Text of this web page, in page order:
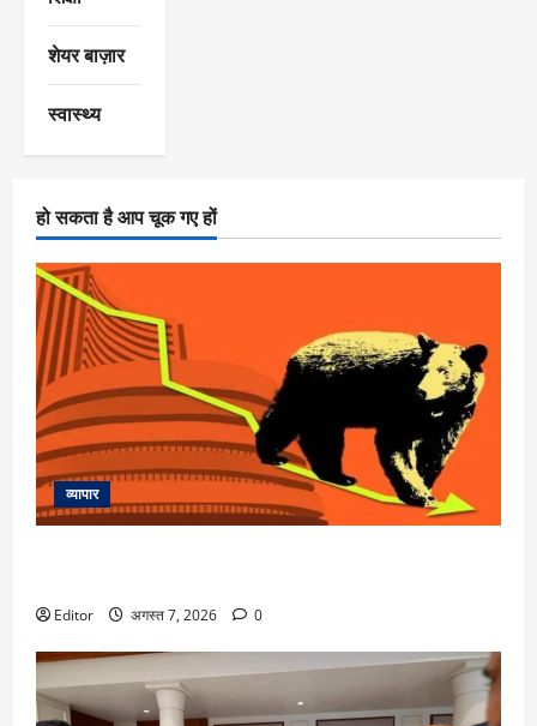
शेयर बाज़ार
स्वास्थ्य
हो सकता है आप चूक गए हों
व्यापार
Editor अगस्त 7, 2026 0